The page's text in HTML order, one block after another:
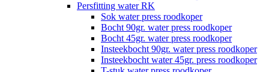
Persfitting water RK
Sok water press roodkoper
Bocht 90gr. water press roodkoper
Bocht 45gr. water press roodkoper
Insteekbocht 90gr. water press roodkoper
Insteekbocht water 45gr. press roodkoper